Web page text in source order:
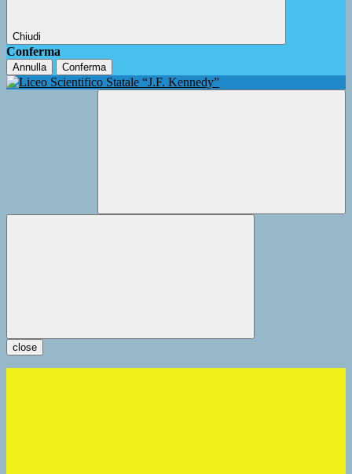
Chiudi
Conferma
Annulla Conferma
close